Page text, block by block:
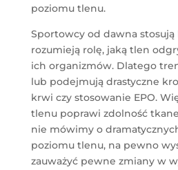
poziomu tlenu.
Sportowcy od dawna
rozumieją rolę, jaką tlen
ich organizmów. Dlatego
lub podejmują drastyczne
krwi czy stosowanie EPO.
tlenu poprawi zdolność
nie mówimy o
poziomu tlenu, na pewno
zauważyć pewne zmiany w